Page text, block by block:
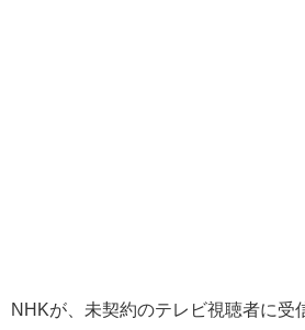
NHKが、未契約のテレビ視聴者に受